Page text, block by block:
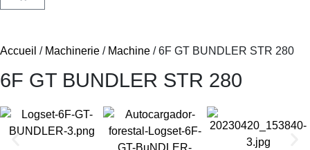
Accueil / Machinerie / Machine / 6F GT BUNDLER STR 280
6F GT BUNDLER STR 280